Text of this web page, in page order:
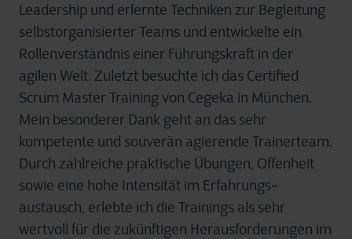
Leadership und erlernte Techniken zur Begleitung
selbstorganisierter Teams und entwickelte ein
Rollenverständnis einer Führungskraft in der
agilen Welt. Zuletzt besuchte ich das Certified
Scrum Master Training von Cegeka in München.
Mein besonderer Dank geht an das sehr
kompetente und souverän agierende Trainerteam.
Durch zahlreiche praktische Übungen, Offenheit
sowie eine hohe Intensität im Erfahrungs­
austausch, erlebte ich die Trainings als sehr
wertvoll für die zukünftigen Herausforderungen im